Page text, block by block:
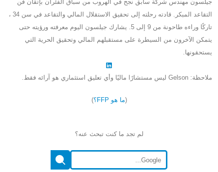
جيلسون مهندس شركة سابق نجح في الهروب من سباق الفئران بإتقان فن
التقاعد المبكر. قادته رحلته إلى تحقيق الاستقلال المالي والتقاعد في سن 34 ،
تاركًا وراءه طاحونة من 9 إلى 5. يشارك جيلسون اليوم معرفته ورؤيته حتى
يتمكن الآخرون من السيطرة على مستقبلهم المالي وتحقيق الحرية التي
يستحقونها.
ملاحظة: Gelson ليس مستشارًا ماليًا وأي تعليق استثماري هو آرائه فقط.
(ما هو FFP؟ )
لم تجد ما كنت تبحث عنه؟